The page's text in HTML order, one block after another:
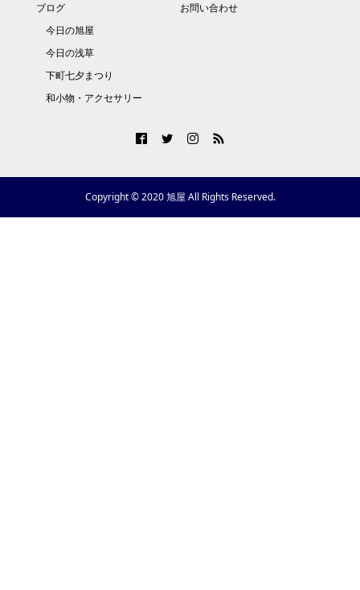
ブログ
今日の旭屋
今日の浅草
下町七夕まつり
和小物・アクセサリー
お問い合わせ
Copyright © 2020 旭屋 All Rights Reserved.